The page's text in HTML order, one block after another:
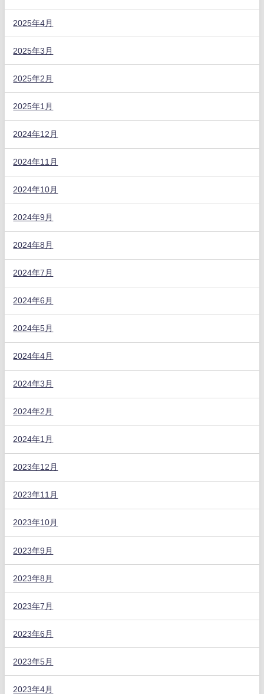
2025年4月
2025年3月
2025年2月
2025年1月
2024年12月
2024年11月
2024年10月
2024年9月
2024年8月
2024年7月
2024年6月
2024年5月
2024年4月
2024年3月
2024年2月
2024年1月
2023年12月
2023年11月
2023年10月
2023年9月
2023年8月
2023年7月
2023年6月
2023年5月
2023年4月